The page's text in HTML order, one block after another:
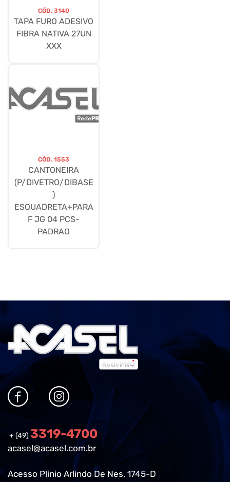
CÓD. 3140
TAPA FURO ADESIVO
FIBRA NATIVA 27UN
XXX
CÓD. 1553
CANTONEIRA
(P/DIVETRO/DIBASE
)
ESQUADRETA+PARA
F JG 04 PCS-
PADRAO
+ (49) 3319-4700
acasel@acasel.com.br
Acesso Plinio Arlindo De Nes, 1745-D